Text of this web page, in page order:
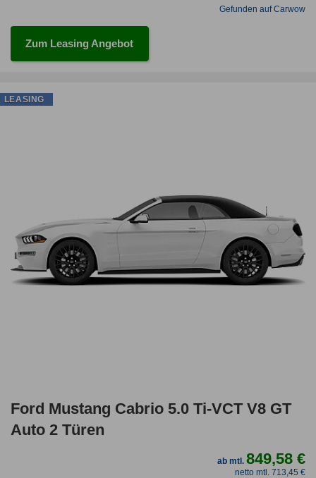
Gefunden auf Carwow
Zum Leasing Angebot
Ford Mustang Cabrio 5.0 Ti-VCT V8 GT
Auto 2 Türen
ab mtl.849,58 €
netto mtl. 713,45 €
LEASING